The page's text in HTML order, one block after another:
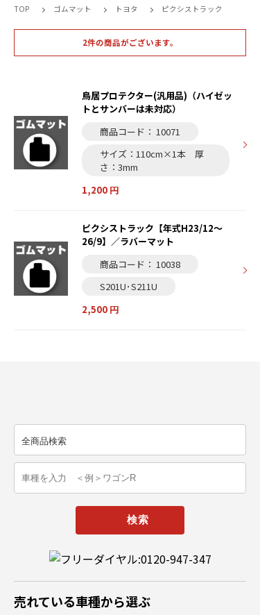
TOP ゴムマット トヨタ ピクシストラック
2件の商品がございます。
鳥居プロテクター(汎用品)（ハイゼッ
トとサンバーは未対応）
商品コード： 10071
サイズ：110cm×1本 厚
さ：3mm
1,200 円
ピクシストラック【年式H23/12～
26/9】／ラバーマット
商品コード： 10038
S201U･S211U
2,500 円
売れている車種から選ぶ